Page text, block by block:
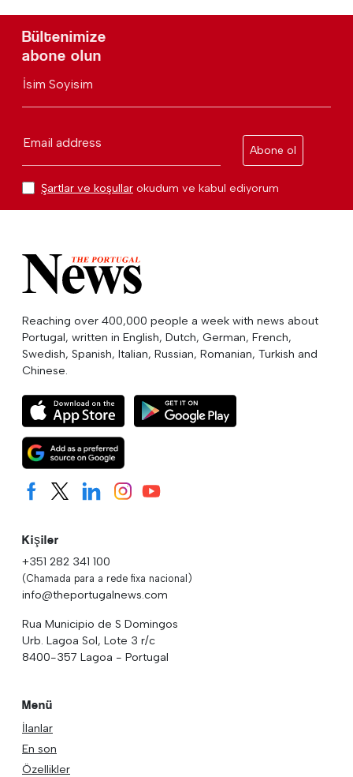
Bültenimize
abone olun
İsim Soyisim
Email address
Abone ol
Şartlar ve koşullar okudum ve kabul ediyorum
Reaching over 400,000 people a week with news about
Portugal, written in English, Dutch, German, French,
Swedish, Spanish, Italian, Russian, Romanian, Turkish and
Chinese.
Kişiler
+351 282 341 100
(Chamada para a rede fixa nacional)
info@theportugalnews.com
Rua Municipio de S Domingos
Urb. Lagoa Sol, Lote 3 r/c
8400-357 Lagoa - Portugal
Menü
İlanlar
En son
Özellikler